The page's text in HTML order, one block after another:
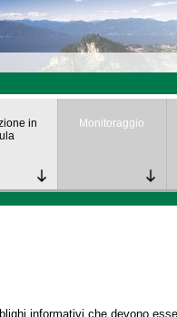
in
Monitoraggio
informativi che devono